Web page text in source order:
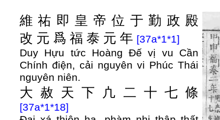
維祐 即 皇 帝位 于勤 政 殿
改 元 爲 福 泰 元 年 [37a*1*1]
Duy Hựu tức Hoàng Đế vị vu Cần
Chính điện, cải nguyên vi Phúc Thái
nguyên niên.
大赦 天下 凣 二 十 七 條
[37a*1*18]